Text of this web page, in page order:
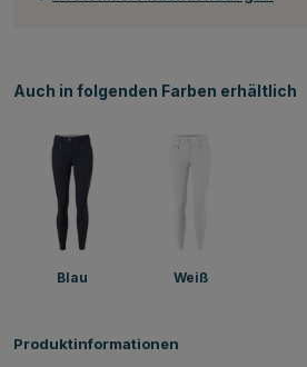
Auch in folgenden Farben erhältlich
Blau Weiß
Produktinformationen